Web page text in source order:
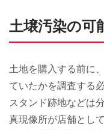
土壌汚染の可
土地を購入する前に
ていたかを調査する
スタンド跡地などは
真現像所が店舗とし